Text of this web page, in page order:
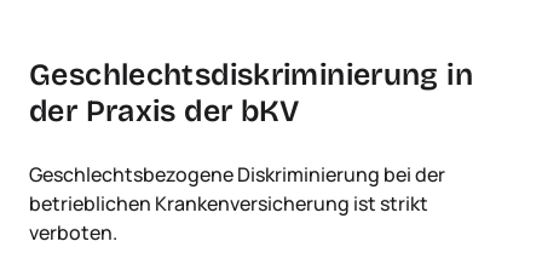
Geschlechtsdiskriminierung in
der Praxis der bKV
Geschlechtsbezogene Diskriminierung bei der
betrieblichen Krankenversicherung ist strikt
verboten.